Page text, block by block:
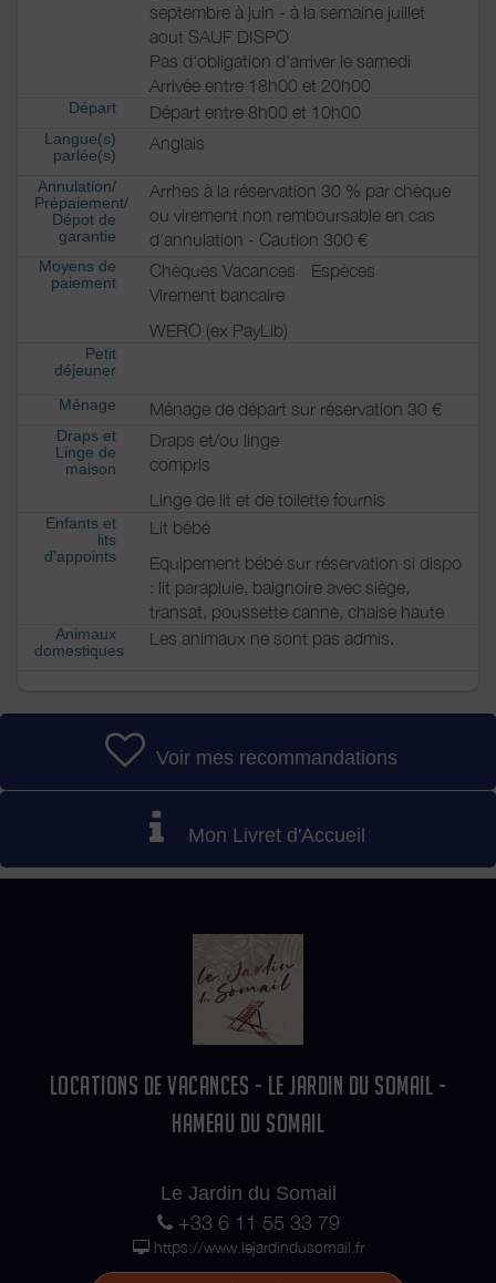
septembre à juin - à la semaine juillet
aout SAUF DISPO
Pas d'obligation d'arriver le samedi
Arrivée entre 18h00 et 20h00
Départ Départ entre 8h00 et 10h00
Langue(s)
parlée(s)
Anglais
Annulation/
Prépaiement/
Dépot de
garantie
Arrhes à la réservation 30 % par chèque
ou virement non remboursable en cas
d'annulation - Caution 300 €
Moyens de
paiement
Chèques Vacances
Espèces
Virement bancaire
WERO (ex PayLib)
Petit
déjeuner
Ménage
Ménage de départ sur réservation 30 €
Draps et
Linge de
maison
Draps et/ou linge
compris
Linge de lit et de toilette fournis
Enfants et
lits
d'appoints
Lit bébé
Equipement bébé sur réservation si dispo
: lit parapluie, baignoire avec siège,
transat, poussette canne, chaise haute
Animaux
domestiques
Les animaux ne sont pas admis.
Voir mes recommandations
Mon Livret d'Accueil
LOCATIONS DE VACANCES - LE JARDIN DU SOMAIL -
HAMEAU DU SOMAIL
Le Jardin du Somail
+33 6 11 55 33 79
https://www.lejardindusomail.fr